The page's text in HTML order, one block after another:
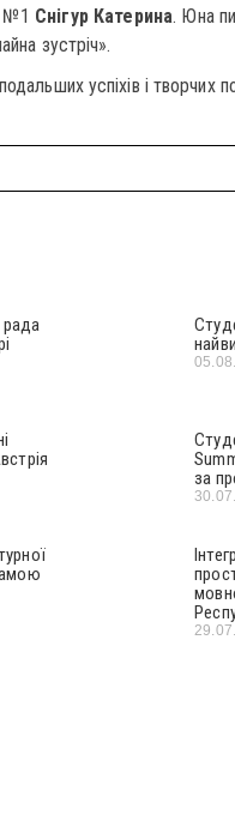
№1 Снігур Катерина. Юна
зустріч».
успіхів і творчих
за